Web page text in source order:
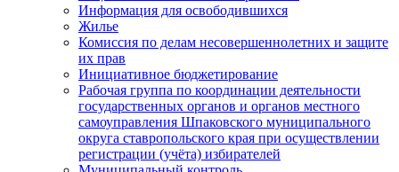
Информация для освободившихся
Жилье
Комиссия по делам несовершеннолетних и защите
их прав
Инициативное бюджетирование
Рабочая группа по координации деятельности
государственных органов и органов местного
самоуправления Шпаковского муниципального
округа ставропольского края при осуществлении
регистрации (учёта) избирателей